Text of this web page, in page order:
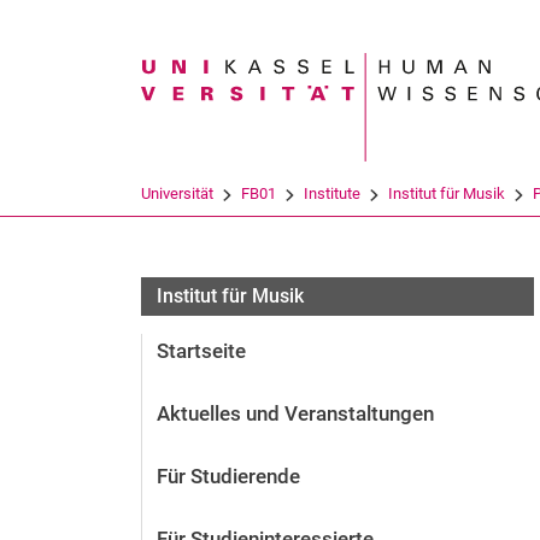
Suchbegriff
Universität FB01 Institute Institut für Musik
Institut für Musik
Startseite
Aktuelles und Veranstaltungen
Für Studierende